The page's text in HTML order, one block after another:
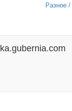
Разное